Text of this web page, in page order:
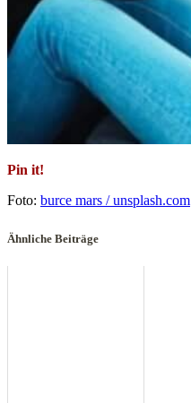
Pin it!
Foto: burce mars / unsplash.com
Ähnliche Beiträge